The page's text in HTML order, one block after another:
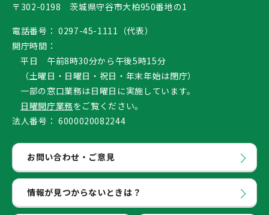
〒302-0198 茨城県守谷市大柏950番地の1
電話番号： 0297-45-1111（代表）
開庁時間：
平日 午前8時30分から午後5時15分
（土曜日・日曜日・祝日・年末年始は閉庁）
一部の窓口業務は日曜日に実施しています。
日曜開庁業務をご覧ください。
法人番号： 6000020082244
お問い合わせ・ご意見
情報が見つからないときは？